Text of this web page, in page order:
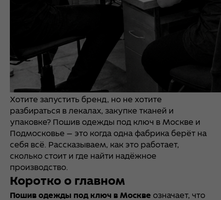
Хотите запустить бренд, но не хотите
разбираться в лекалах, закупке тканей и
упаковке? Пошив одежды под ключ в Москве и
Подмосковье — это когда одна фабрика берёт на
себя всё. Рассказываем, как это работает,
сколько стоит и где найти надёжное
производство.
Коротко о главном
Пошив одежды под ключ в Москве означает, что